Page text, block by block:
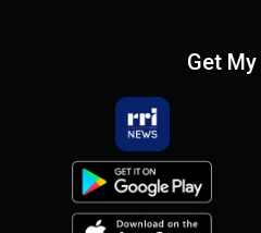
Get